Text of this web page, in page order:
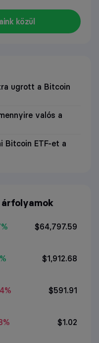
közül
ugrott a Bitcoin
valós a
Bitcoin ETF-et a
$64,797.59
$1,912.68
$591.91
$1.02